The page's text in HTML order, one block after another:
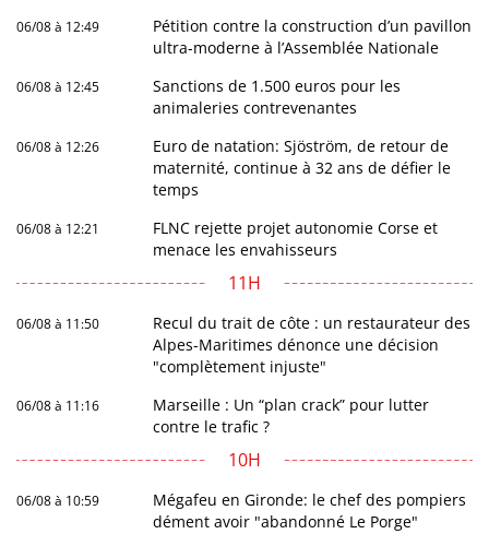
06/08 à 12:49
Pétition contre la construction d’un pavillon
ultra-moderne à l’Assemblée Nationale
06/08 à 12:45
Sanctions de 1.500 euros pour les
animaleries contrevenantes
06/08 à 12:26
Euro de natation: Sjöström, de retour de
maternité, continue à 32 ans de défier le
temps
06/08 à 12:21
FLNC rejette projet autonomie Corse et
menace les envahisseurs
11H
06/08 à 11:50
Recul du trait de côte : un restaurateur des
Alpes-Maritimes dénonce une décision
"complètement injuste"
06/08 à 11:16
Marseille : Un “plan crack” pour lutter
contre le trafic ?
10H
06/08 à 10:59
Mégafeu en Gironde: le chef des pompiers
dément avoir "abandonné Le Porge"